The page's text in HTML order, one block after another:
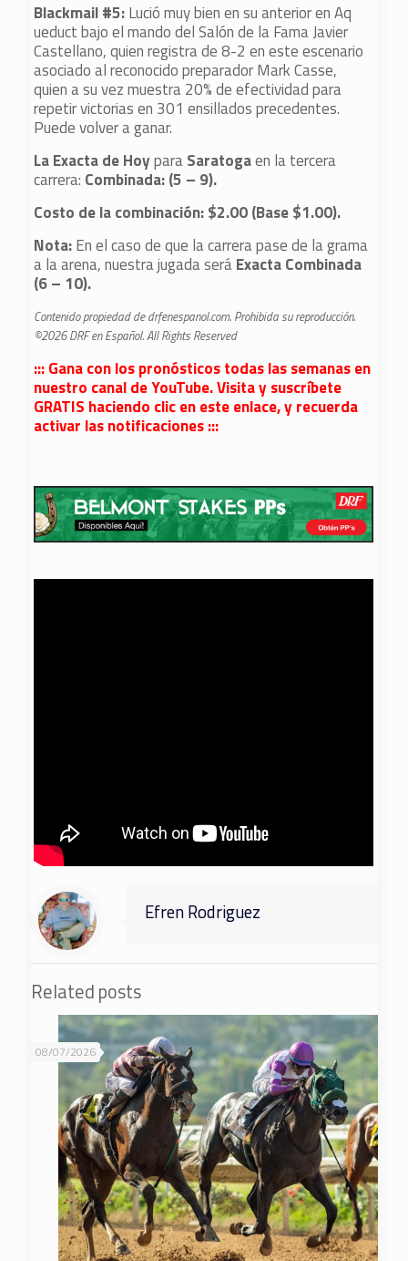
Blackmail #5:Lució muy bien en su anterior en Aq
ueduct bajo el mando del Salón de la Fama Javier
Castellano, quien registra de 8-2 en este escenario
asociado al reconocido preparador Mark Casse,
quien a su vez muestra 20% de efectividad para
repetir victorias en 301 ensillados precedentes.
Puede volver a ganar.
La Exacta de HoyparaSaratogaen la tercera
carrera: Combinada: (5 – 9).
Costo de la combinación: $2.00 (Base $1.00).
Nota:En el caso de que la carrera pase de la grama
a la arena, nuestra jugada seráExacta Combinada
(6 – 10).
Contenido propiedad de drfenespanol.com. Prohibida su reproducción.
©2026 DRF en Español. All Rights Reserved
::: Gana con los pronósticos todas las semanas en
nuestro canal de YouTube. Visita y suscríbete
GRATIS haciendo clic en este enlace, y recuerda
activar las notificaciones :::
Efren Rodriguez
Related posts
08/07/2026